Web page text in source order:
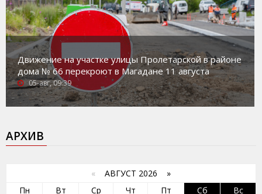
Движение на участке улицы Пролетарской в районе
дома № 66 перекроют в Магадане 11 августа
05-авг, 09:39
АРХИВ
« АВГУСТ 2026 »
Пн
Вт Ср Чт Пт Сб Вс